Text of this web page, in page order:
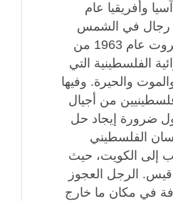
وأفريقيا عام
رجال في الشمس
التي صدرت في بيروت عام 1963 من
الفلسطينية التي
والحيرة. وفيها
من أجيال
ضرورة إيجاد حل
الفلسطيني
إلى الكويت، حيث
قيس. الرجل العجوز
في مكان ما خارج